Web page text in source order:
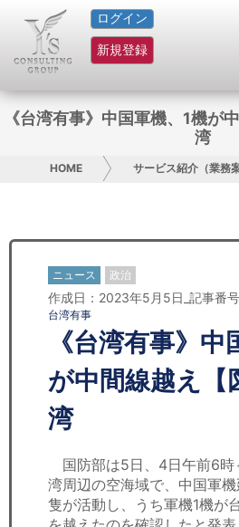
ログイン
新規登録
HOME
サービス紹介
コラム
お問い合わせ
日本人にPR
コンサルティング
リサーチ
セミナー
労務顧問
《台湾有事》中国軍機、1機が
湾
HOME サービス紹介（業務案
ニュース 政治
作成日：2023年5月5日_記事番
台湾有事
《台湾有事》
が中間線越え【
湾
国防部は5日、4日午前6時
湾周辺の空海域で、中国軍
隻が活動し、うち軍機1機が